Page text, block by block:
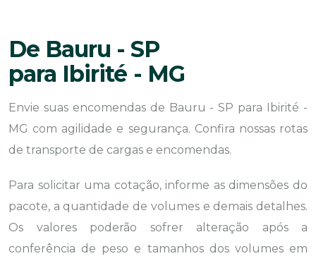
De Bauru - SP
para Ibirité - MG
Envie suas encomendas de Bauru - SP para Ibirité -
MG com agilidade e segurança. Confira nossas rotas
de transporte de cargas e encomendas.
Para solicitar uma cotação, informe as dimensões do
pacote, a quantidade de volumes e demais detalhes.
Os valores poderão sofrer alteração após a
conferência de peso e tamanhos dos volumes em